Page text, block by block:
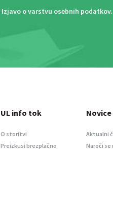
Izjavo o varstvu osebnih podatkov
UL info tok
O storitvi
Preizkusi brezplačno
Novice
Aktualni
Naroči se